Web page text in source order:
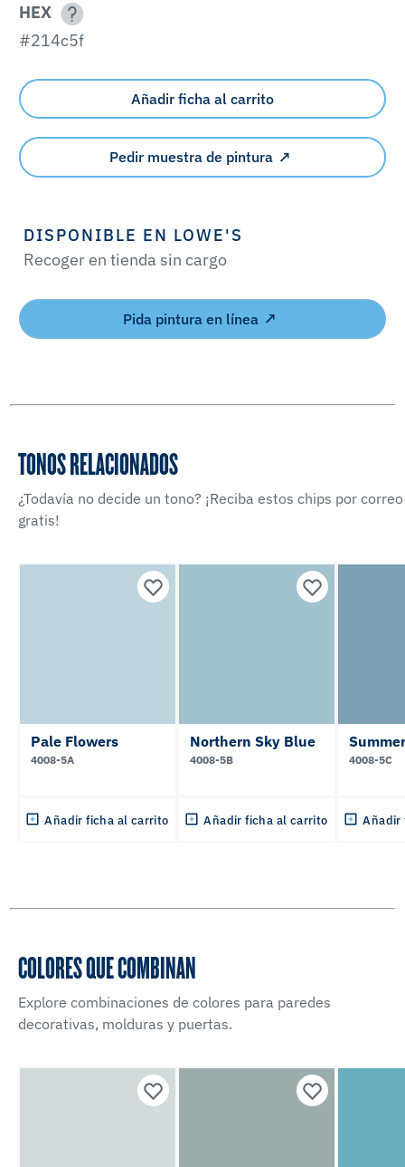
HEX
#214c5f
Añadir ficha al carrito
Pedir muestra de pintura
DISPONIBLE EN LOWE'S
Recoger en tienda sin cargo
Pida pintura en línea
TONOS RELACIONADOS
¿Todavía no decide un tono? ¡Reciba estos chips por correo
gratis!
Pale Flowers
4008-5A
Añadir ficha al carrito
Northern Sky Blue
4008-5B
Añadir ficha al carrito
4008-5C
Añadir
COLORES QUE COMBINAN
Explore combinaciones de colores para paredes
decorativas, molduras y puertas.